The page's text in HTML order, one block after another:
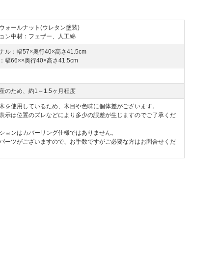
ォールナット(ウレタン塗装)
ン中材：フェザー、人工綿
ル：幅57×奥行40×高さ41.5cm
幅66××奥行40×高さ41.5cm
のため、約1～1.5ヶ月程度
を使用しているため、木目や色味に個体差がございます。
示は位置のズレなどにより多少の誤差が生じますのでご了承くだ
ョンはカバーリング仕様ではありません。
ーツがございますので、お手数ですがご必要な方はお問合せくだ